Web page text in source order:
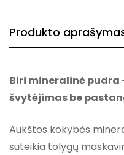
Produkto
Biri mineralinė pudra
švytėjimas be
Aukštos kokybės
suteikia tolygų